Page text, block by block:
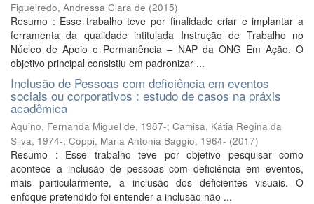
Figueiredo, Andressa Clara de (2015)
Resumo : Esse trabalho teve por finalidade criar e implantar a
ferramenta da qualidade intitulada Instrução de Trabalho no
Núcleo de Apoio e Permanência – NAP da ONG Em Ação. O
objetivo principal consistiu em padronizar ...
Inclusão de Pessoas com deficiência em eventos
sociais ou corporativos : estudo de casos na práxis
acadêmica
Aquino, Fernanda Miguel de, 1987-; Camisa, Kátia Regina da
Silva, 1974-; Coppi, Maria Antonia Baggio, 1964- (2017)
Resumo : Esse trabalho teve por objetivo pesquisar como
acontece a inclusão de pessoas com deficiência em eventos,
mais particularmente, a inclusão dos deficientes visuais. O
enfoque pretendido foi entender a inclusão não ...